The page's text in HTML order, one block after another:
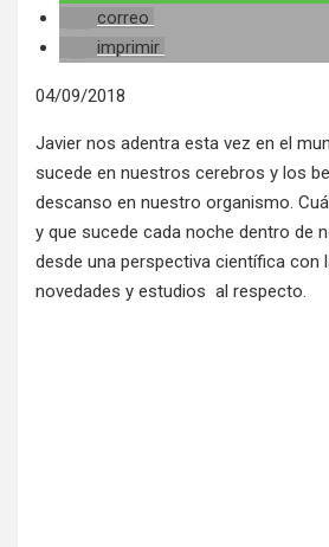
correo
imprimir
04/09/2018
Javier nos adentra esta vez en el
sucede en nuestros cerebros y los
descanso en nuestro organismo.
y que sucede cada noche dentro de
desde una perspectiva científica con
novedades y estudios al respecto.